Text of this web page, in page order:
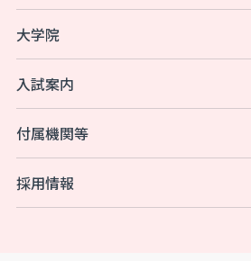
入試案内
付属機関等
大学院
採用情報